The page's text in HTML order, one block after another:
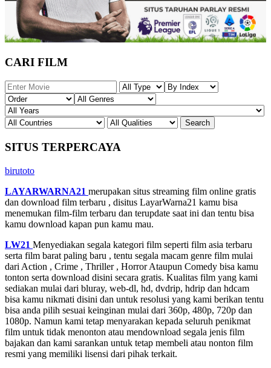
CARI FILM
SITUS TERPERCAYA
birutoto
LAYARWARNA21 merupakan situs streaming film online gratis
dan download film terbaru , disitus LayarWarna21 kamu bisa
menemukan film-film terbaru dan terupdate saat ini dan tentu bisa
kamu download kapan pun kamu mau.
LW21 Menyediakan segala kategori film seperti film asia terbaru
serta film barat paling baru , tentu segala macam genre film mulai
dari Action , Crime , Thriller , Horror Ataupun Comedy bisa kamu
tonton serta download disini secara gratis. Kualitas film yang kami
sediakan mulai dari bluray, web-dl, hd, dvdrip, hdrip dan hdcam
bisa kamu nikmati disini dan untuk resolusi yang kami berikan tentu
bisa anda pilih sesuai keinginan mulai dari 360p, 480p, 720p dan
1080p. Namun kami tetap menyarakan kepada seluruh penikmat
film untuk tidak menonton atau mendownload segala jenis film
bajakan dan kami sarankan untuk tetap membeli atau nonton film
resmi yang memiliki lisensi dari pihak terkait.